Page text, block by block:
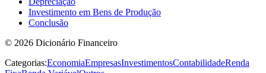
Investimento em Bens de Produção
Conclusão
© 2026 Dicionário Financeiro
Categorias:EconomiaEmpresasInvestimentosContabilidadeRenda